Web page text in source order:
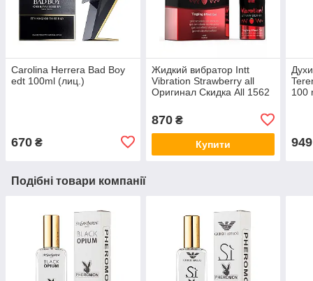
Carolina Herrera Bad Boy
edt 100ml (лиц.)
670 ₴
Жидкий вибратор Intt
Vibration Strawberry all
Оригинал Скидка All 1562
870₴
Купити
100
949
Подібні товари компанії